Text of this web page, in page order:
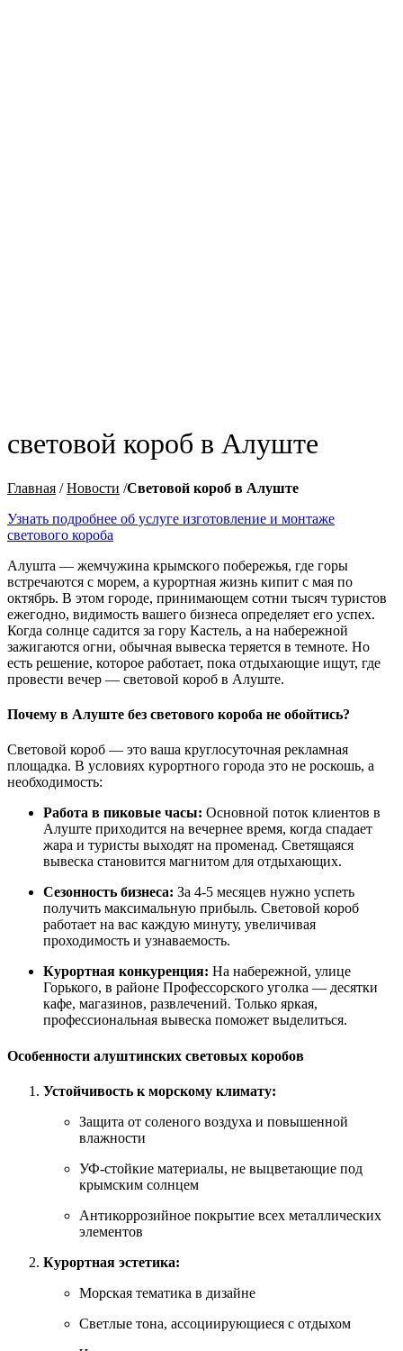
световой короб в Алуште
Главная /Новости /Световой короб в Алуште
Узнать подробнее об услуге изготовление и монтаже
светового короба
Алушта — жемчужина крымского побережья, где горы
встречаются с морем, а курортная жизнь кипит с мая по
октябрь. В этом городе, принимающем сотни тысяч туристов
ежегодно, видимость вашего бизнеса определяет его успех.
Когда солнце садится за гору Кастель, а на набережной
зажигаются огни, обычная вывеска теряется в темноте. Но
есть решение, которое работает, пока отдыхающие ищут, где
провести вечер — световой короб в Алуште.
Почему в Алуште без светового короба не обойтись?
Световой короб — это ваша круглосуточная рекламная
площадка. В условиях курортного города это не роскошь, а
необходимость:
Работа в пиковые часы: Основной поток клиентов в
Алуште приходится на вечернее время, когда спадает
жара и туристы выходят на променад. Светящаяся
вывеска становится магнитом для отдыхающих.
Сезонность бизнеса: За 4-5 месяцев нужно успеть
получить максимальную прибыль. Световой короб
работает на вас каждую минуту, увеличивая
проходимость и узнаваемость.
Курортная конкуренция: На набережной, улице
Горького, в районе Профессорского уголка — десятки
кафе, магазинов, развлечений. Только яркая,
профессиональная вывеска поможет выделиться.
Особенности алуштинских световых коробов
Устойчивость к морскому климату:
Защита от соленого воздуха и повышенной
влажности
УФ-стойкие материалы, не выцветающие под
крымским солнцем
Антикоррозийное покрытие всех металлических
элементов
Курортная эстетика:
Морская тематика в дизайне
Светлые тона, ассоциирующиеся с отдыхом